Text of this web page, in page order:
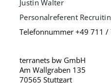
Justin Walter
Personalreferent
Telefonnummer +49 711 /
terranets bw GmbH
Am Wallgraben 135
70565 Stuttgart